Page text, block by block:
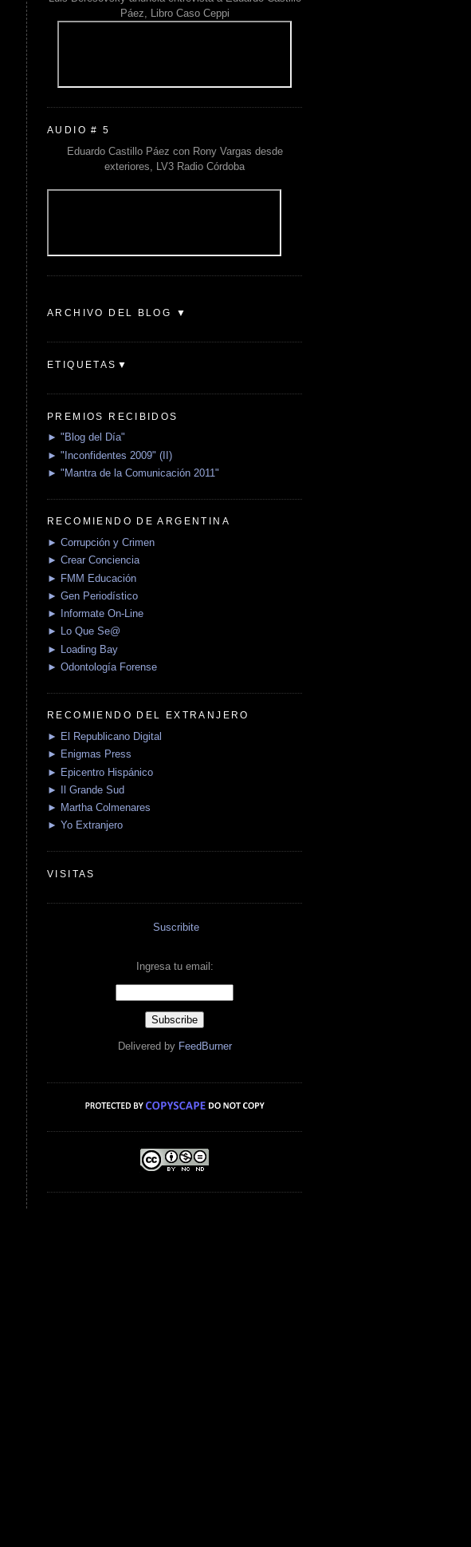
Páez, Libro Caso Ceppi
AUDIO # 5
Eduardo Castillo Páez con Rony Vargas desde
exteriores, LV3 Radio Córdoba
ARCHIVO DEL BLOG ▼
ETIQUETAS▼
PREMIOS RECIBIDOS
► "Blog del Día"
► "Inconfidentes 2009" (II)
► "Mantra de la Comunicación 2011"
RECOMIENDO DE ARGENTINA
► Corrupción y Crimen
► Crear Conciencia
► FMM Educación
► Gen Periodístico
► Informate On-Line
► Lo Que Se@
► Loading Bay
► Odontología Forense
RECOMIENDO DEL EXTRANJERO
► El Republicano Digital
► Enigmas Press
► Epicentro Hispánico
► Il Grande Sud
► Martha Colmenares
► Yo Extranjero
VISITAS
Suscribite
Ingresa tu email:
Delivered by FeedBurner